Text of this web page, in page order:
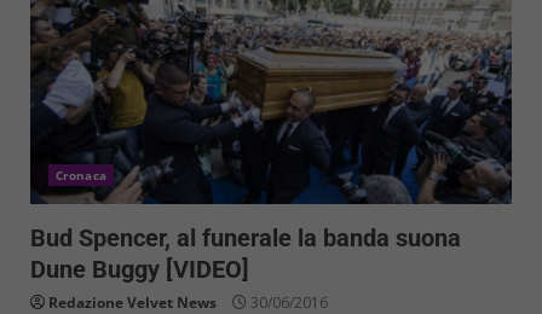
Cronaca
Bud Spencer, al funerale la banda suona
Dune Buggy [VIDEO]
Redazione Velvet News 30/06/2016